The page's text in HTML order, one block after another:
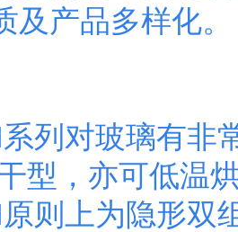
及产品多样化
列对玻璃有
型，亦可低
则上为隐形双